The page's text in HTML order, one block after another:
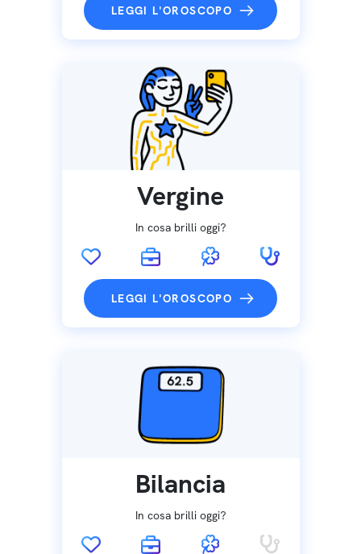
LEGGI L'OROSCOPO
Vergine
In cosa brilli oggi?
LEGGI L'OROSCOPO
Bilancia
In cosa brilli oggi?